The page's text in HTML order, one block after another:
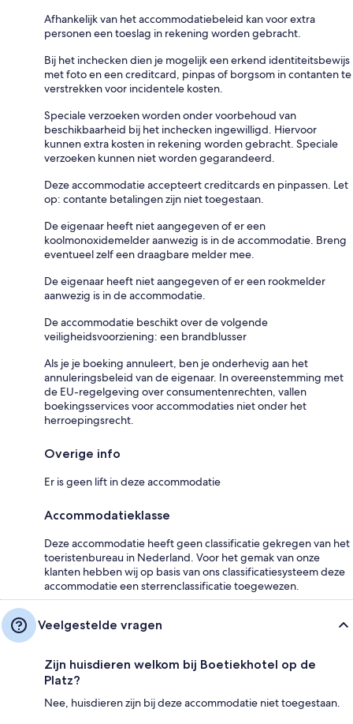
Afhankelijk van het accommodatiebeleid kan voor extra
personen een toeslag in rekening worden gebracht.
Bij het inchecken dien je mogelijk een erkend identiteitsbewijs
met foto en een creditcard, pinpas of borgsom in contanten te
verstrekken voor incidentele kosten.
Speciale verzoeken worden onder voorbehoud van
beschikbaarheid bij het inchecken ingewilligd. Hiervoor
kunnen extra kosten in rekening worden gebracht. Speciale
verzoeken kunnen niet worden gegarandeerd.
Deze accommodatie accepteert creditcards en pinpassen. Let
op: contante betalingen zijn niet toegestaan.
De eigenaar heeft niet aangegeven of er een
koolmonoxidemelder aanwezig is in de accommodatie. Breng
eventueel zelf een draagbare melder mee.
De eigenaar heeft niet aangegeven of er een rookmelder
aanwezig is in de accommodatie.
De accommodatie beschikt over de volgende
veiligheidsvoorziening: een brandblusser
Als je je boeking annuleert, ben je onderhevig aan het
annuleringsbeleid van de eigenaar. In overeenstemming met
de EU-regelgeving over consumentenrechten, vallen
boekingsservices voor accommodaties niet onder het
herroepingsrecht.
Overige info
Er is geen lift in deze accommodatie
Accommodatieklasse
Deze accommodatie heeft geen classificatie gekregen van het
toeristenbureau in Nederland. Voor het gemak van onze
klanten hebben wij op basis van ons classificatiesysteem deze
accommodatie een sterrenclassificatie toegewezen.
Veelgestelde vragen
Zijn huisdieren welkom bij Boetiekhotel op de
Platz?
Nee, huisdieren zijn bij deze accommodatie niet toegestaan.